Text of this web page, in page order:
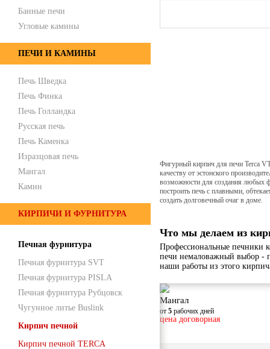
Фигурный кирпич для печи Terca
качеству от эстонского
возможности для создания любых
построить печь с плавными,
создать долговечный очаг в доме.
Что мы делаем из
Профессиональные печники
печи немаловажный выбор -
наши работы из этого
Мангал
от 5 рабочих дней
цена договорная
Банные печи
Угловые камины
ПЕЧИ И КАМИНЫ
Печь Шведка
Печь Финка
Печь Голландка
Русская печь
Печь Каменка
Изразцовая печь
Мангал
Камин
КИРПИЧИ И ФУРНИТУРА
Печная фурнитура
Печная фурнитура SVT
Печная фурнитура PISLA
Печная фурнитура Рубцовск
Чугунное литье Buslink
Кирпич печной
Кирпич печной TERCA